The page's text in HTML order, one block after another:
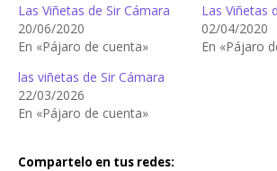
Las Viñetas de Sir Cámara
20/06/2020
En «Pájaro de cuenta»
Las Viñetas
02/04/2020
En «Pájaro
las viñetas de Sir Cámara
22/03/2026
En «Pájaro de cuenta»
Compartelo en tus redes: